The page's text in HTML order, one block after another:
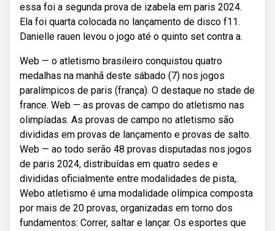
essa foi a segunda prova de izabela em paris 2024.
Ela foi quarta colocada no lançamento de disco f11.
Danielle rauen levou o jogo até o quinto set contra a.
Web — o atletismo brasileiro conquistou quatro
medalhas na manhã deste sábado (7) nos jogos
paralímpicos de paris (frança). O destaque no stade de
france. Web — as provas de campo do atletismo nas
olimpíadas. As provas de campo no atletismo são
divididas em provas de lançamento e provas de salto.
Web — ao todo serão 48 provas disputadas nos jogos
de paris 2024, distribuídas em quatro sedes e
divididas oficialmente entre modalidades de pista,.
Webo atletismo é uma modalidade olímpica composta
por mais de 20 provas, organizadas em torno dos
fundamentos: Correr, saltar e lançar. Os esportes que